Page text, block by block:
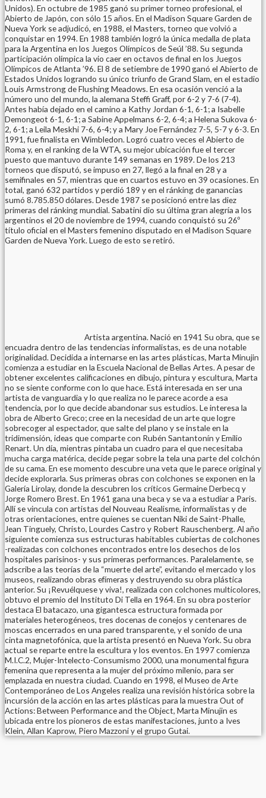
Unidos). En octubre de 1985 ganó su primer torneo profesional, el
Abierto de Japón, con sólo 15 años. En el Madison Square Garden de
Nueva York se adjudicó, en 1988, el Masters, torneo que volvió a
conquistar en 1994. En 1988 también logró la única medalla de plata
para la Argentina en los Juegos Olímpicos de Seúl ’88. Su segunda
participación olímpica la vio caer en octavos de final en los Juegos
Olímpicos de Atlanta ’96. El 8 de setiembre de 1990 ganó el Abierto de
Estados Unidos logrando su único triunfo de Grand Slam, en el estadio
Louis Armstrong de Flushing Meadows. En esa ocasión venció a la
número uno del mundo, la alemana Steffi Graff, por 6-2 y 7-6 (7-4).
Antes había dejado en el camino a Kathy Jordan 6-1, 6-1; a Isabelle
Demongeot 6-1, 6-1; a Sabine Appelmans 6-2, 6-4; a Helena Sukova 6-
2, 6-1; a Leila Meskhi 7-6, 6-4; y a Mary Joe Fernández 7-5, 5-7 y 6-3. En
1991, fue finalista en Wimbledon. Logró cuatro veces el Abierto de
Roma y, en el ranking de la WTA, su mejor ubicación fue el tercer
puesto que mantuvo durante 149 semanas en 1989. De los 213
torneos que disputó, se impuso en 27, llegó a la final en 28 y a
semifinales en 57, mientras que en cuartos estuvo en 39 ocasiones. En
total, ganó 632 partidos y perdió 189 y en el ránking de ganancias
sumó 8.785.850 dólares. Desde 1987 se posicionó entre las diez
primeras del ránking mundial. Sabatini dio su última gran alegría a los
argentinos el 20 de noviembre de 1994, cuando conquistó su 26º
título oficial en el Masters femenino disputado en el Madison Square
Garden de Nueva York. Luego de esto se retiró.
Artista argentina. Nació en 1941 Su obra, que se
encuadra dentro de las tendencias informalistas, es de una notable
originalidad. Decidida a internarse en las artes plásticas, Marta Minujin
comienza a estudiar en la Escuela Nacional de Bellas Artes. A pesar de
obtener excelentes calificaciones en dibujo, pintura y escultura, Marta
no se siente conforme con lo que hace. Está interesada en ser una
artista de vanguardia y lo que realiza no le parece acorde a esa
tendencia, por lo que decide abandonar sus estudios. Le interesa la
obra de Alberto Greco; cree en la necesidad de un arte que logre
sobrecoger al espectador, que salte del plano y se instale en la
tridimensión, ideas que comparte con Rubén Santantonín y Emilio
Renart. Un día, mientras pintaba un cuadro para el que necesitaba
mucha carga matérica, decide pegar sobre la tela una parte del colchón
de su cama. En ese momento descubre una veta que le parece original y
decide explorarla. Sus primeras obras con colchones se exponen en la
Galería Lirolay, donde la descubren los críticos Germaine Derbecq y
Jorge Romero Brest. En 1961 gana una beca y se va a estudiar a Paris.
Allí se vincula con artistas del Nouveau Realisme, informalistas y de
otras orientaciones, entre quienes se cuentan Niki de Saint-Phalle,
Jean Tinguely, Christo, Lourdes Castro y Robert Rauschenberg. Al año
siguiente comienza sus estructuras habitables cubiertas de colchones
-realizadas con colchones encontrados entre los desechos de los
hospitales parisinos- y sus primeras performances. Paralelamente, se
adscribe a las teorías de la “muerte del arte”, evitando el mercado y los
museos, realizando obras efímeras y destruyendo su obra plástica
anterior. Su ¡Revuélquese y viva!, realizada con colchones multicolores,
obtuvo el premio del Instituto Di Tella en 1964. En su obra posterior
destaca El batacazo, una gigantesca estructura formada por
materiales heterogéneos, tres docenas de conejos y centenares de
moscas encerrados en una pared transparente, y el sonido de una
cinta magnetofónica, que la artista presentó en Nueva York. Su obra
actual se reparte entre la escultura y los eventos. En 1997 comienza
M.I.C.2, Mujer-Intelecto-Consumismo 2000, una monumental figura
femenina que representa a la mujer del próximo milenio, para ser
emplazada en nuestra ciudad. Cuando en 1998, el Museo de Arte
Contemporáneo de Los Angeles realiza una revisión histórica sobre la
incursión de la acción en las artes plásticas para la muestra Out of
Actions: Between Performance and the Object, Marta Minujin es
ubicada entre los pioneros de estas manifestaciones, junto a Ives
Klein, Allan Kaprow, Piero Mazzoni y el grupo Gutai.